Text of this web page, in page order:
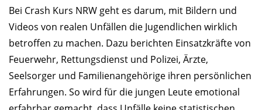
Bei Crash Kurs NRW geht es darum, mit Bildern und
Videos von realen Unfällen die Jugendlichen wirklich
betroffen zu machen. Dazu berichten Einsatzkräfte von
Feuerwehr, Rettungsdienst und Polizei, Ärzte,
Seelsorger und Familienangehörige ihren persönlichen
Erfahrungen. So wird für die jungen Leute emotional